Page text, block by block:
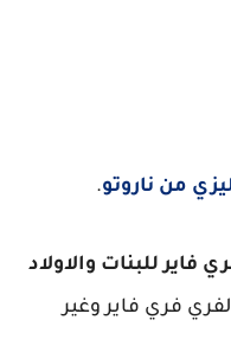
من ناروتو.
فاير للبنات والاولاد
فري فاير وغير